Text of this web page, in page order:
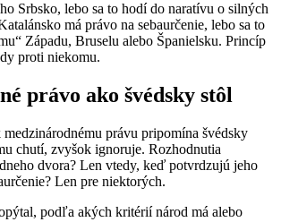
Srbsko, lebo sa to hodí do naratívu o silných
má právo na sebaurčenie, lebo sa to
Západu, Bruselu alebo Španielsku. Princíp
proti niekomu.
právo ako švédsky stôl
právu pripomína švédsky
chutí, zvyšok ignoruje. Rozhodnutia
dvora? Len vtedy, keď potvrdzujú jeho
Len pre niektorých.
podľa akých kritérií národ má alebo